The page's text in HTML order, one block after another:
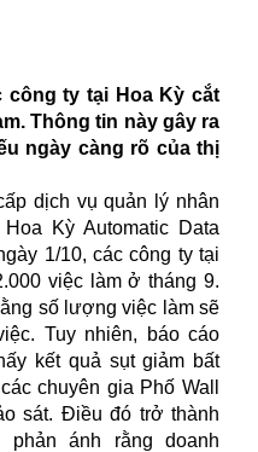
công ty tại Hoa Kỳ cắt
Thông tin này gây ra
ngày càng rõ của thị
dịch vụ quản lý nhân
Kỳ Automatic Data
1/10, các công ty tại
việc làm ở tháng 9.
số lượng việc làm sẽ
Tuy nhiên, báo cáo
kết quả sụt giảm bất
chuyên gia Phố Wall
sát. Điều đó trở thành
ánh rằng doanh